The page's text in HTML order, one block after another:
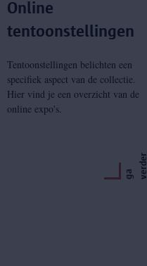
Online
tentoonstellingen
Tentoonstellingen belichten een
specifiek aspect van de collectie.
Hier vind je een overzicht van de
online expo's.
g
a
v
e
r
d
e r